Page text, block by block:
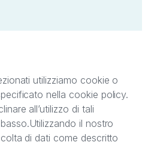
proprietà di StreetLib S.r.l.
di proprietà intellettuale
e segni distintivi presenti
utilizziamo cookie o
nella cookie policy.
all’utilizzo di tali
Utilizzando il nostro
di dati come descritto